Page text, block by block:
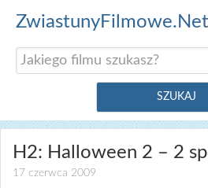
ZwiastunyFilmowe.Net
H2: Halloween 2 – 2
17 czerwca 2009